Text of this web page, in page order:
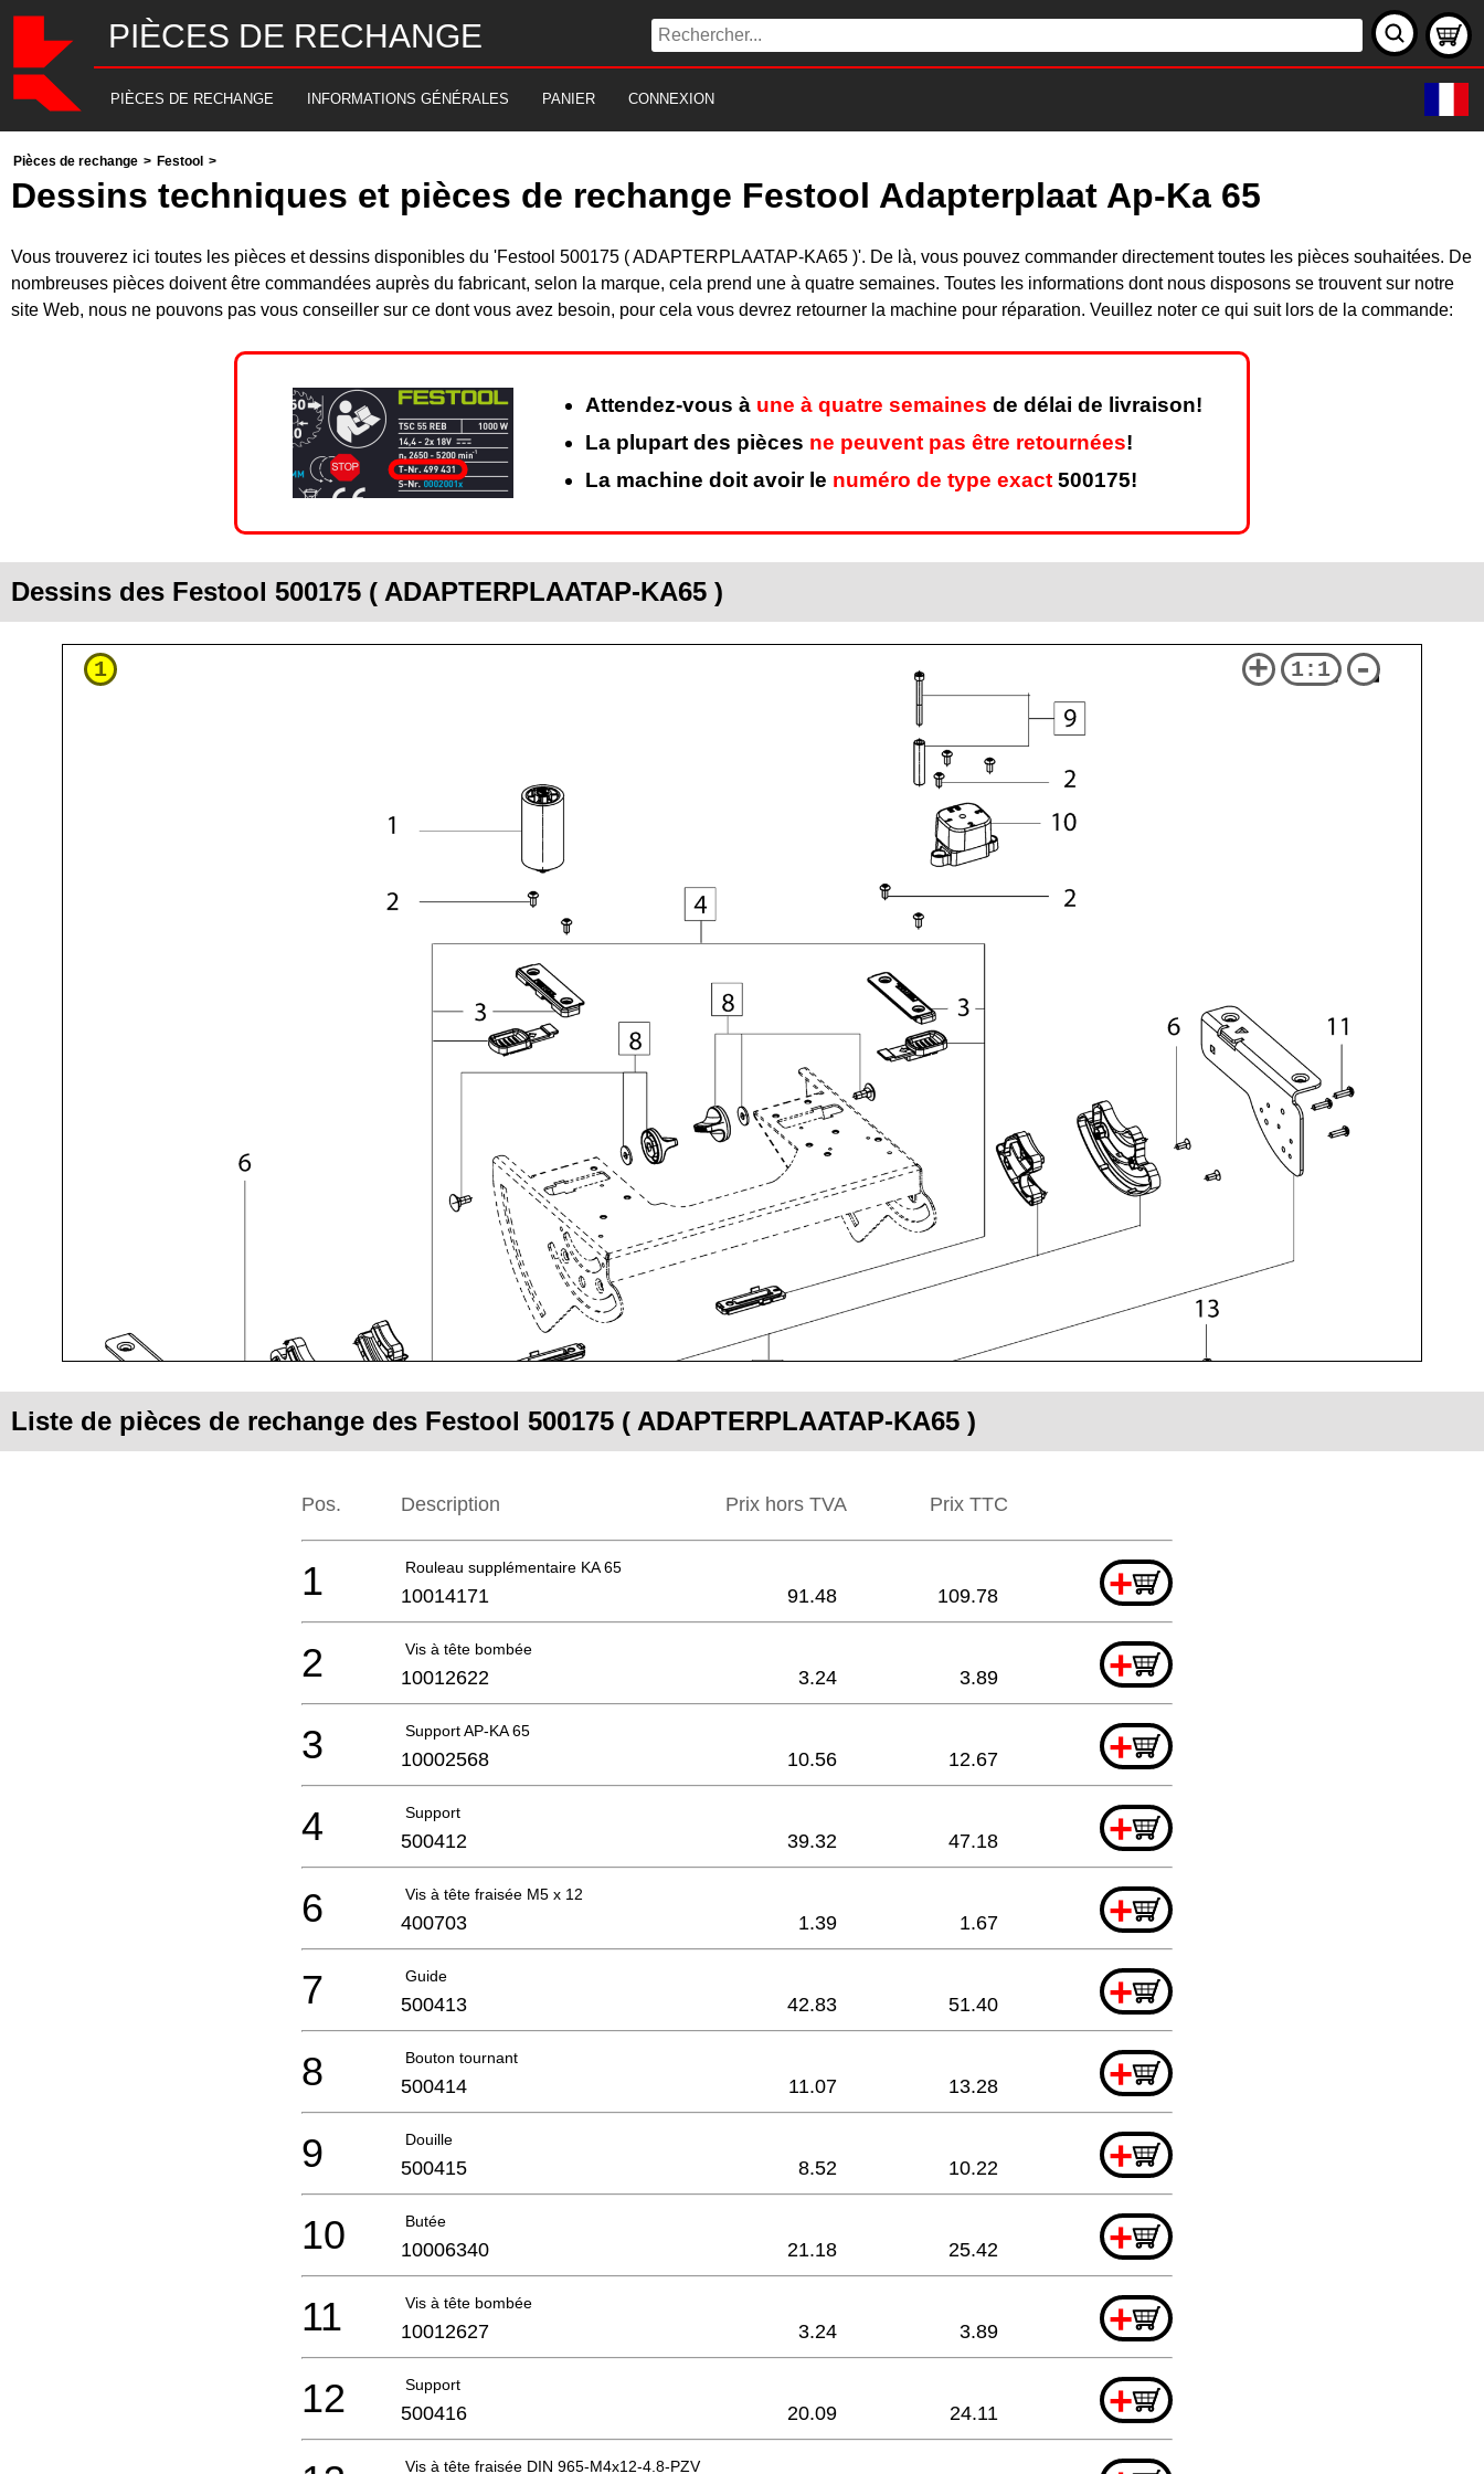
PIÈCES DE RECHANGE
PIÈCES DE RECHANGE INFORMATIONS GÉNÉRALES PANIER CONNEXION
Pièces de rechange > Festool >
Dessins techniques et pièces de rechange Festool Adapterplaat Ap-Ka 65
Vous trouverez ici toutes les pièces et dessins disponibles du 'Festool 500175 ( ADAPTERPLAATAP-KA65 )'. De là, vous pouvez commander directement toutes les pièces souhaitées. De
nombreuses pièces doivent être commandées auprès du fabricant, selon la marque, cela prend une à quatre semaines. Toutes les informations dont nous disposons se trouvent sur notre
site Web, nous ne pouvons pas vous conseiller sur ce dont vous avez besoin, pour cela vous devrez retourner la machine pour réparation. Veuillez noter ce qui suit lors de la commande:
Attendez-vous à une à quatre semaines de délai de livraison!
La plupart des pièces ne peuvent pas être retournées!
La machine doit avoir le numéro de type exact 500175!
Dessins des Festool 500175 ( ADAPTERPLAATAP-KA65 )
1 + 1:1 -
Liste de pièces de rechange des Festool 500175 ( ADAPTERPLAATAP-KA65 )
Pos. Description Prix hors TVA Prix ​​TTC
Rouleau supplémentaire KA 65 +
1 10014171 91.48 109.78
Vis à tête bombée +
2 10012622 3.24 3.89
Support AP-KA 65 +
3 10002568 10.56 12.67
Support +
4 500412 39.32 47.18
Vis à tête fraisée M5 x 12 +
6 400703 1.39 1.67
Guide +
7 500413 42.83 51.40
Bouton tournant +
8 500414 11.07 13.28
Douille +
9 500415 8.52 10.22
Butée +
10 10006340 21.18 25.42
Vis à tête bombée +
11 10012627 3.24 3.89
Support +
12 500416 20.09 24.11
Vis à tête fraisée DIN 965-M4x12-4.8-PZV